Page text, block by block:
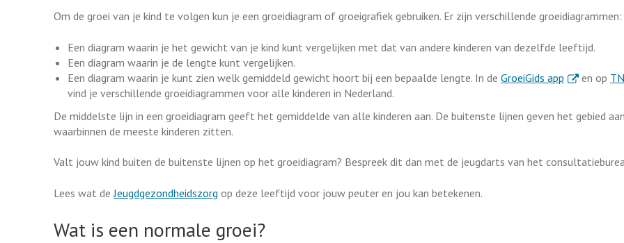
Om de groei van je kind te volgen kun je een groeidiagram of groeigrafiek gebruiken. Er zijn verschillende groeidiagrammen:
Een diagram waarin je het gewicht van je kind kunt vergelijken met dat van andere kinderen van dezelfde leeftijd.
Een diagram waarin je de lengte kunt vergelijken.
Een diagram waarin je kunt zien welk gemiddeld gewicht hoort bij een bepaalde lengte. In de GroeiGids app . Externe link
en op
vind je verschillende groeidiagrammen voor alle kinderen in Nederland.
De middelste lijn in een groeidiagram geeft het gemiddelde van alle kinderen aan. De buitenste lijnen geven het gebied
waarbinnen de meeste kinderen zitten.
Valt jouw kind buiten de buitenste lijnen op het groeidiagram? Bespreek dit dan met de jeugdarts van het
Lees wat deJeugdgezondheidszorg op deze leeftijd voor jouw peuter en jou kan betekenen.
Wat is een normale groei?